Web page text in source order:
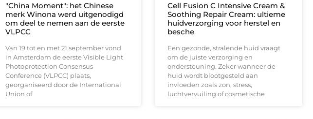
"China Moment": het Chinese
merk Winona werd uitgenodigd
om deel te nemen aan de eerste
VLPCC
Van 19 tot en met 21 september vond
in Amsterdam de eerste Visible Light
Photoprotection Consensus
Conference (VLPCC) plaats,
georganiseerd door de International
Union of
Cell Fusion C Intensive Cream &
Soothing Repair Cream: ultieme
huidverzorging voor herstel en
besche
Een gezonde, stralende huid vraagt
om de juiste verzorging en
ondersteuning. Zeker wanneer de
huid wordt blootgesteld aan
invloeden zoals zon, stress,
luchtvervuiling of cosmetische